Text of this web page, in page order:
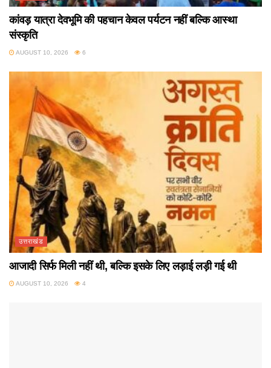
कांवड़ यात्रा देवभूमि की पहचान केवल पर्यटन नहीं बल्कि आस्था
संस्कृति
AUGUST 10, 2026 6
उत्तराखंड
आजादी सिर्फ मिली नहीं थी, बल्कि इसके लिए लड़ाई लड़ी गई थी
AUGUST 10, 2026 4